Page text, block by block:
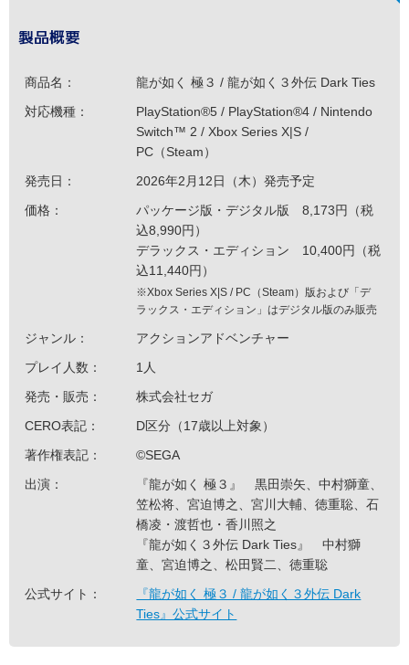
製品概要
商品名：
龍が如く 極３ / 龍が如く３外伝 Dark Ties
対応機種：
PlayStation®5 / PlayStation®4 / Nintendo
Switch™ 2 / Xbox Series X|S /
PC（Steam）
発売日：
2026年2月12日（木）発売予定
価格：
パッケージ版・デジタル版 8,173円（税
込8,990円）
デラックス・エディション 10,400円（税
込11,440円）
※Xbox Series X|S / PC（Steam）版および「デ
ラックス・エディション」はデジタル版のみ販売
ジャンル：
アクションアドベンチャー
プレイ人数：
1人
発売・販売：
株式会社セガ
CERO表記：
D区分（17歳以上対象）
著作権表記：
©SEGA
出演：
『龍が如く 極３』 黒田崇矢、中村獅童、
笠松将、宮迫博之、宮川大輔、徳重聡、石
橋凌・渡哲也・香川照之
『龍が如く３外伝 Dark Ties』 中村獅
童、宮迫博之、松田賢二、徳重聡
公式サイト：
『龍が如く 極３ / 龍が如く３外伝 Dark
Ties』公式サイト